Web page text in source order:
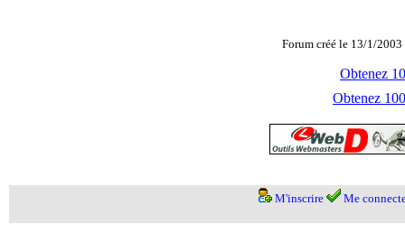
Forum créé le 13/1/
Obtenez
Obtenez
M'inscrire Me